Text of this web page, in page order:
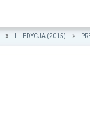
III. EDYCJA (2015)